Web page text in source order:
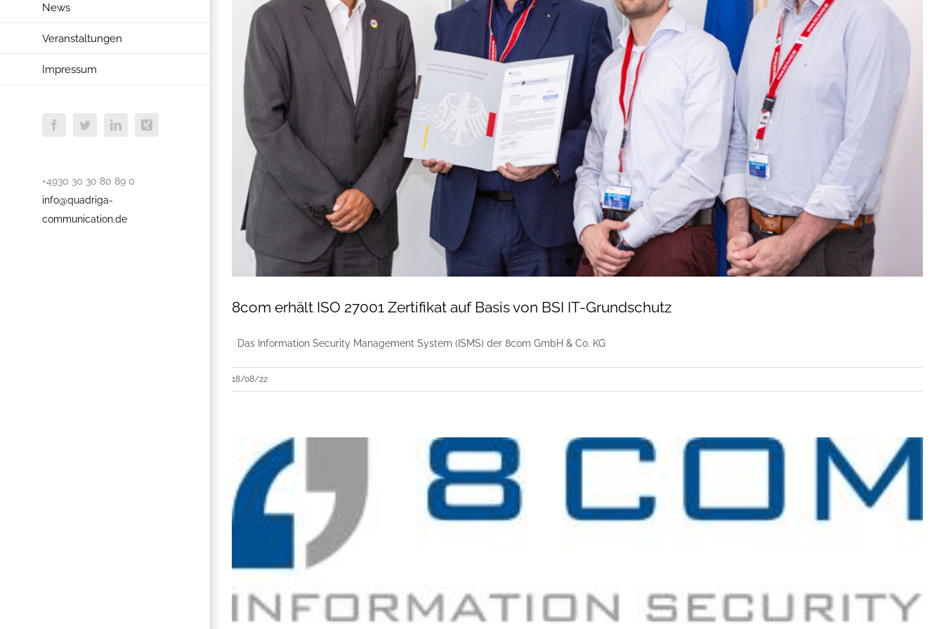
News
Veranstaltungen
Impressum
FacebookTwitterLinkedInXing
+4930 30 30 80 89 0
info@quadriga-
communication.de
8com erhält ISO 27001 Zertifikat auf Basis von BSI IT-Grundschutz
Das Information Security Management System (ISMS) der 8com GmbH & Co. KG
18/08/22